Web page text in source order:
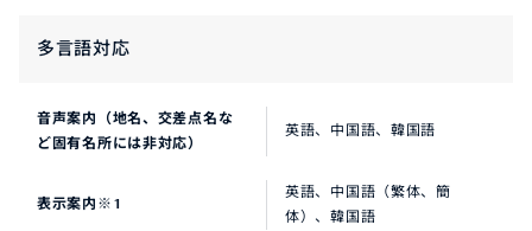
多言語対応
音声案内（地名、交差点名な
ど固有名所には非対応）
英語、中国語、韓国語
表示案内※1
英語、中国語（繁体、簡
体）、韓国語